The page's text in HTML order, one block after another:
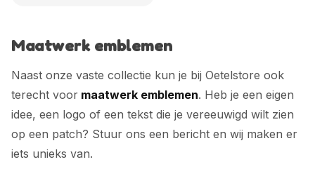
Maatwerk emblemen
Naast onze vaste collectie kun je bij Oetelstore ook
terecht voor maatwerk emblemen. Heb je een eigen
idee, een logo of een tekst die je vereeuwigd wilt zien
op een patch? Stuur ons een bericht en wij maken er
iets unieks van.